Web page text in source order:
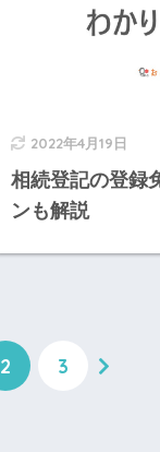
2022年4月19日
相続登記の登録
ンも解説
2 3